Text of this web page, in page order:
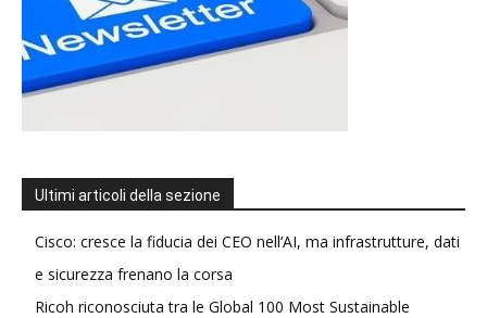
Ultimi articoli della sezione
Cisco: cresce la fiducia dei CEO nell’AI, ma infrastrutture, dati
e sicurezza frenano la corsa
Ricoh riconosciuta tra le Global 100 Most Sustainable